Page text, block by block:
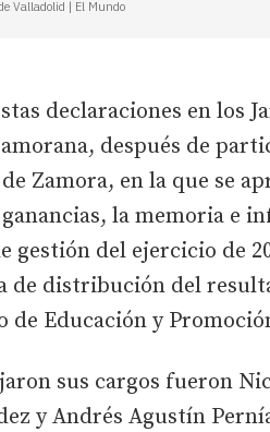
Valladolid | El Mundo
declaraciones en los
después de
Zamora, en la que se
la memoria e
gestión del ejercicio de
de distribución del
de Educación y
sus cargos fueron
y Andrés Agustín